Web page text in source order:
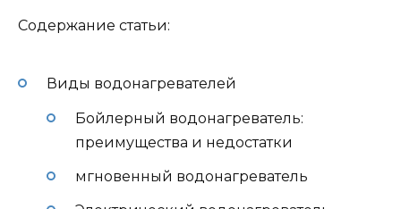
Содержание статьи:
Виды водонагревателей
Бойлерный водонагреватель:
преимущества и недостатки
мгновенный водонагреватель